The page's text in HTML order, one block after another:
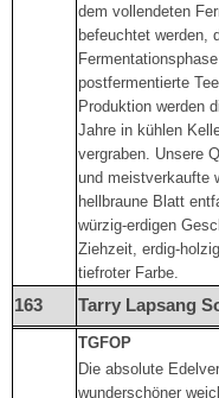
dem vollendeten
befeuchtet werden,
postfermentierte
Produktion werden
Jahre in kühlen
vergraben. Unsere
und meistverkaufte
hellbraune Blatt
würzig-erdigen
Ziehzeit, erdig-
tiefroter Farbe.
163 Tarry Lapsang
TGFOP
Die absolute
wunderschöner